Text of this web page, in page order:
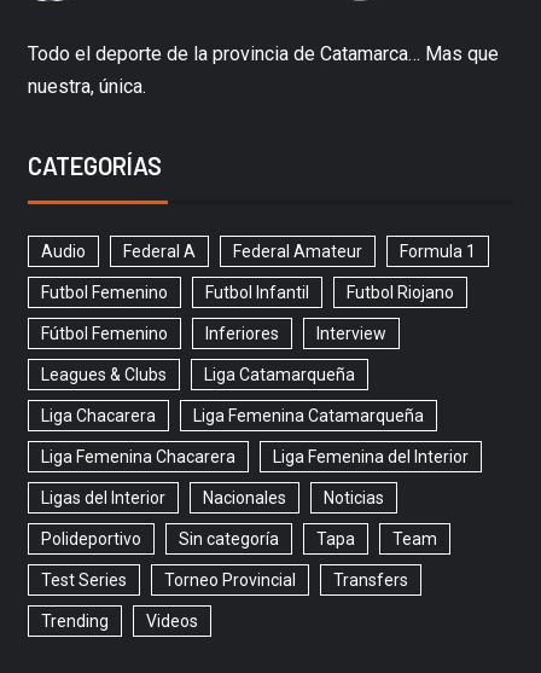
Todo el deporte de la provincia de Catamarca… Mas que
nuestra, única.
CATEGORÍAS
Audio Federal A Federal Amateur Formula 1
Futbol Femenino Futbol Infantil Futbol Riojano
Fútbol Femenino Inferiores Interview
Leagues & Clubs Liga Catamarqueña
Liga Chacarera Liga Femenina Catamarqueña
Liga Femenina Chacarera Liga Femenina del Interior
Ligas del Interior Nacionales Noticias
Polideportivo Sin categoría Tapa Team
Test Series Torneo Provincial Transfers
Trending Videos